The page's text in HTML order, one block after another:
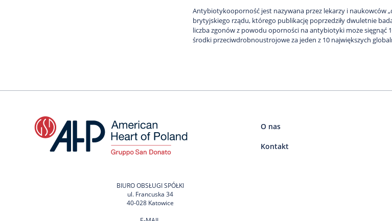
Antybiotykooporność jest nazywana przez lekarzy i naukowców
brytyjskiego rządu, którego publikację poprzedziły dwuletnie
liczba zgonów z powodu oporności na antybiotyki może sięgnąć
środki przeciwdrobnoustrojowe za jeden z 10 największych
BIURO OBSŁUGI SPÓŁKI
ul. Francuska 34
40-028 Katowice
O nas
Kontakt